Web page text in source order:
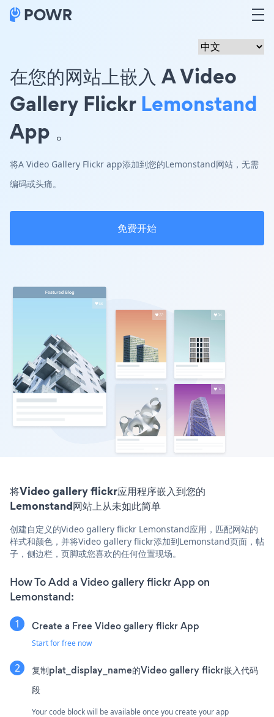
在您的网站上嵌入 A Video
Gallery FlickrLemonstand
App 。
将A Video Gallery Flickr app添加到您的Lemonstand网站，无需
编码或头痛。
免费开始
将Video gallery flickr应用程序嵌入到您的
Lemonstand网站上从未如此简单
创建自定义的Video gallery flickr Lemonstand应用，匹配网站的
样式和颜色，并将Video gallery flickr添加到Lemonstand页面，帖
子，侧边栏，页脚或您喜欢的任何位置现场。
How To Add a Video gallery flickr App on
Lemonstand:
Create a Free Video gallery flickr App
Start for free now
复制plat_display_name的Video gallery flickr嵌入代码
段
Your code block will be available once you create your app